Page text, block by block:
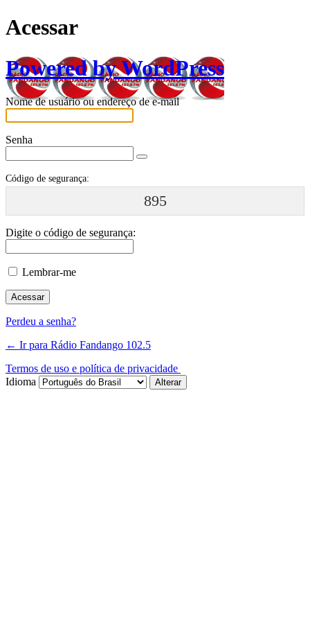
Acessar
Powered by WordPress
Nome de usuário ou endereço de e-mail
Senha
Código de segurança:
895
Digite o código de segurança:
Lembrar-me
Perdeu a senha?
← Ir para Rádio Fandango 102.5
Termos de uso e política de privacidade
Idioma